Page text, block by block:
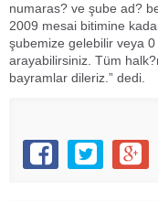
numaras? ve şube ad?
2009 mesai bitimine
şubemize gelebilir veya
arayabilirsiniz. Tüm
bayramlar dileriz.” dedi.